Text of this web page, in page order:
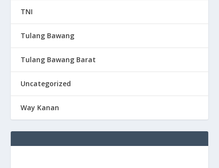
TNI
Tulang Bawang
Tulang Bawang Barat
Uncategorized
Way Kanan